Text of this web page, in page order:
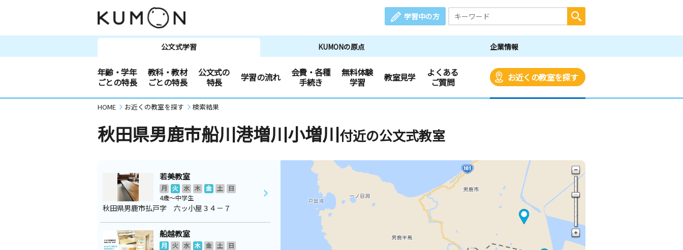
学習中の方
公文式学習 KUMONの原点 企業情報
年齢・学年
ごとの特長
教科・教材
ごとの特長
公文式の
特長
学習の流れ
会費・各種
手続き
無料体験
学習
教室見学
よくある
ご質問
お近くの教室を探す
HOME お近くの教室を探す 検索結果
秋田県男鹿市船川港増川小増川付近の公文式教室
若美教室
月 火 水 木 金 土
日
4歳～中学生
秋田県男鹿市払戸字 六ッ小屋３４－７
船越教室
月 火 水 木 金 土
日